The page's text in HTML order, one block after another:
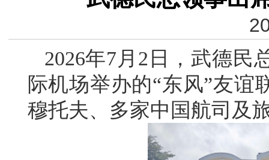
2026年7月2日，武德民
际机场举办的“东风”友谊
穆托夫、多家中国航司及